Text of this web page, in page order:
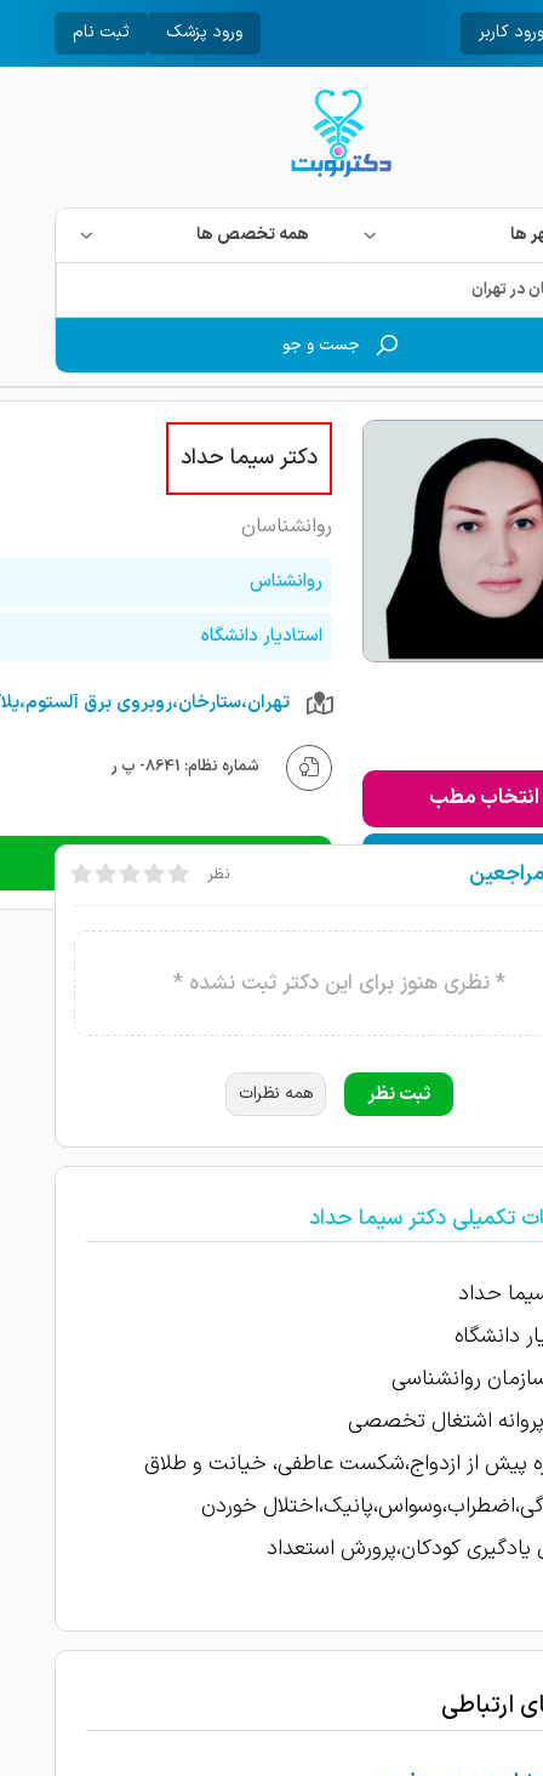
ورود کاربر ورود پزشک ثبت نام
ها همه تخصص ها
جست و جو
انتخاب مطب
به لیست من
دکتر سیما حداد
روانشناسان
روانشناس
استادیار دانشگاه
شماره نظام: 8641- پ ر
دریافت نوبت تلفنی نظر
* نظری هنوز برای این دکتر ثبت نشده *
ثبت نظر همه نظرات
تکمیلی دکتر سیما حداد
حداد
دانشگاه
روانشناسی
پروانه اشتغال تخصصی
پیش از ازدواج،شکست عاطفی، خیانت و طلاق
خوردن
یادگیری کودکان،پرورش استعداد
ارتباطی